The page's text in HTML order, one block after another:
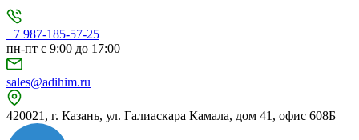
+7 987-185-57-25
пн-пт с 9:00 до 17:00
sales@adihim.ru
420021, г. Казань, ул. Галиаскара Камала, дом 41, офис 608Б